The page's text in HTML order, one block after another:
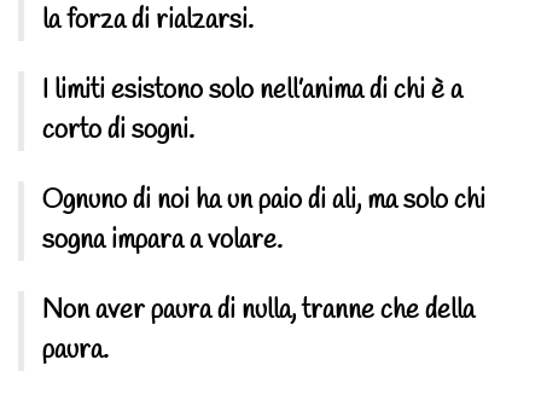
la forza di rialzarsi.
I limiti esistono solo nell’anima di chi è a
corto di sogni.
Ognuno di noi ha un paio di ali, ma solo chi
sogna impara a volare.
Non aver paura di nulla, tranne che della
paura.